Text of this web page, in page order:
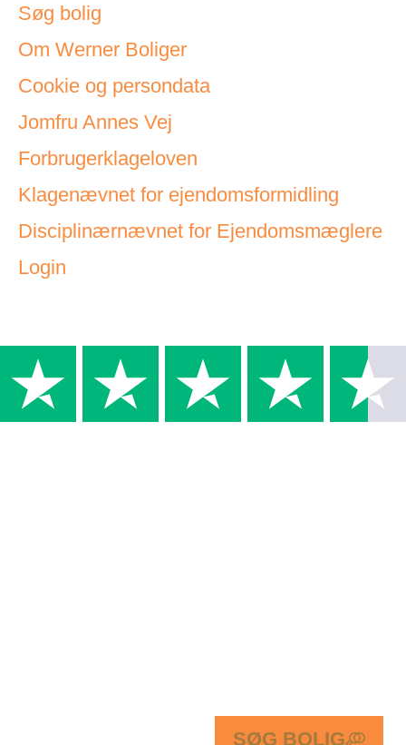
SØG BOLIG
Søg bolig
Om Werner Boliger
Cookie og persondata
Jomfru Annes Vej
Forbrugerklageloven
Klagenævnet for ejendomsformidling
Disciplinærnævnet for Ejendomsmæglere
Login